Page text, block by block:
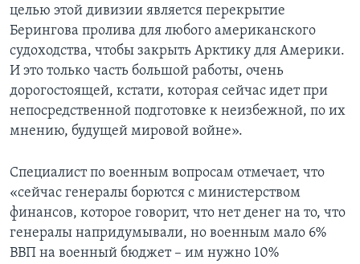
целью этой дивизии является перекрытие
Берингова пролива для любого американского
судоходства, чтобы закрыть Арктику для Америки.
И это только часть большой работы, очень
дорогостоящей, кстати, которая сейчас идет при
непосредственной подготовке к неизбежной, по их
мнению, будущей мировой войне».
Специалист по военным вопросам отмечает, что
«сейчас генералы борются с министерством
финансов, которое говорит, что нет денег на то, что
генералы напридумывали, но военным мало 6%
ВВП на военный бюджет – им нужно 10%